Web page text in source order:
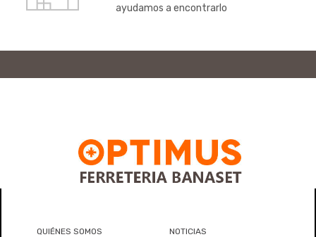
ayudamos a encontrarlo
QUIÉNES SOMOS NOTICIAS